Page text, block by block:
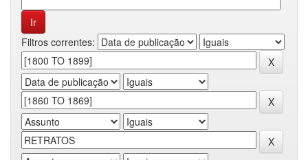
Filtros correntes: